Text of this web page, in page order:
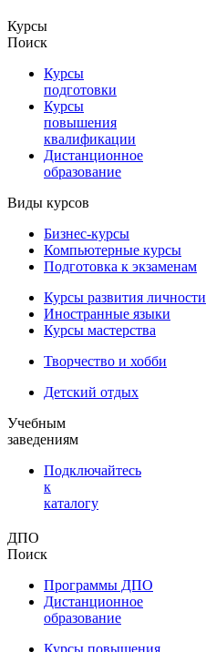
Курсы
Поиск
Курсы
подготовки
Курсы
повышения
квалификации
Дистанционное
образование
Виды курсов
Бизнес-курсы
Компьютерные курсы
Подготовка к экзаменам
Курсы развития личности
Иностранные языки
Курсы мастерства
Творчество и хобби
Детский отдых
Учебным
заведениям
Подключайтесь
к
каталогу
ДПО
Поиск
Программы ДПО
Дистанционное
образование
Курсы повышения